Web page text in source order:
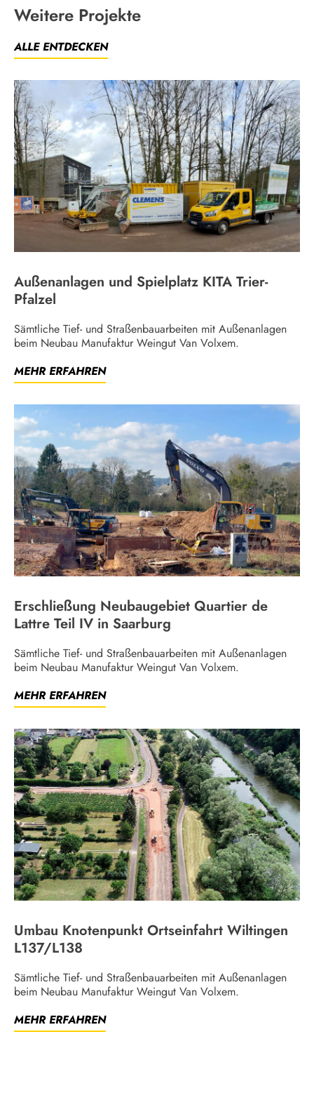
Weitere Projekte
ALLE ENTDECKEN
Außenanlagen und Spielplatz KITA Trier-
Pfalzel
Sämtliche Tief- und Straßenbauarbeiten mit Außenanlagen
beim Neubau Manufaktur Weingut Van Volxem.
MEHR ERFAHREN
Erschließung Neubaugebiet Quartier de
Lattre Teil IV in Saarburg
Sämtliche Tief- und Straßenbauarbeiten mit Außenanlagen
beim Neubau Manufaktur Weingut Van Volxem.
MEHR ERFAHREN
Umbau Knotenpunkt Ortseinfahrt Wiltingen
L137/L138
Sämtliche Tief- und Straßenbauarbeiten mit Außenanlagen
beim Neubau Manufaktur Weingut Van Volxem.
MEHR ERFAHREN